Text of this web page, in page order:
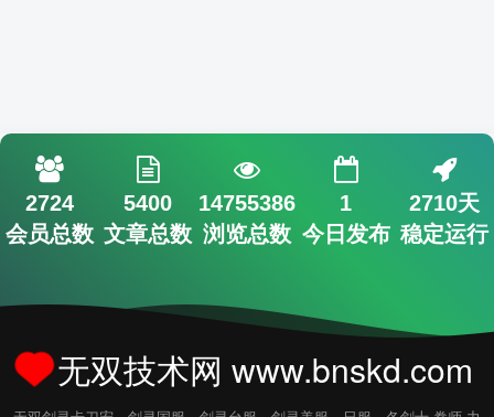
2724
会员总数
5400
文章总数
14755386
浏览总数
1
今日发布
2710天
稳定运行
无双技术网 www.bnskd.com